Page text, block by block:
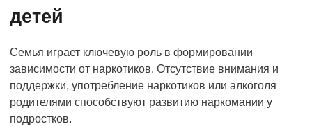
детей
Семья играет ключевую роль в формировании
зависимости от наркотиков. Отсутствие внимания и
поддержки, употребление наркотиков или алкоголя
родителями способствуют развитию наркомании у
подростков.